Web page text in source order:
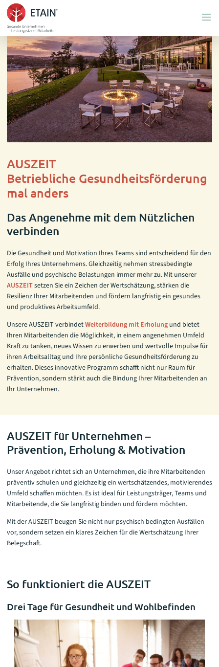
Menü
AUSZEIT
Betriebliche Gesundheitsförderung
mal anders
Das Angenehme mit dem Nützlichen
verbinden
Die Gesundheit und Motivation Ihres Teams sind entscheidend für den
Erfolg Ihres Unternehmens. Gleichzeitig nehmen stressbedingte
Ausfälle und psychische Belastungen immer mehr zu. Mit unserer
AUSZEITsetzen Sie ein Zeichen der Wertschätzung, stärken die
Resilienz Ihrer Mitarbeitenden und fördern langfristig ein gesundes
und produktives Arbeitsumfeld.
Unsere AUSZEIT verbindetWeiterbildung mit Erholung und bietet
Ihren Mitarbeitenden die Möglichkeit, in einem angenehmen Umfeld
Kraft zu tanken, neues Wissen zu erwerben und wertvolle Impulse für
ihren Arbeitsalltag und Ihre persönliche Gesundheitsförderung zu
erhalten. Dieses innovative Programm schafft nicht nur Raum für
Prävention, sondern stärkt auch die Bindung Ihrer Mitarbeitenden an
Ihr Unternehmen.
AUSZEIT für Unternehmen –
Prävention, Erholung & Motivation
Unser Angebot richtet sich an Unternehmen, die ihre Mitarbeitenden
präventiv schulen und gleichzeitig ein wertschätzendes, motivierendes
Umfeld schaffen möchten. Es ist ideal für Leistungsträger, Teams und
Mitarbeitende, die Sie langfristig binden und fördern möchten.
Mit der AUSZEIT beugen Sie nicht nur psychisch bedingten Ausfällen
vor, sondern setzen ein klares Zeichen für die Wertschätzung Ihrer
Belegschaft.
So funktioniert die AUSZEIT
Drei Tage für Gesundheit und Wohlbefinden